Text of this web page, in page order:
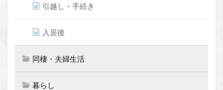
引越し・手続き
入居後
同棲・夫婦生活
暮らし